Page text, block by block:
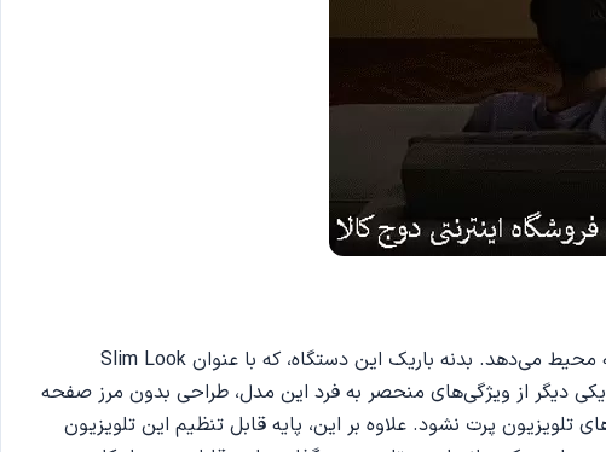
تلویزیون سامسونگ 4K با طراحی شیک و مدرن خود، به راحتی با دکوراسیون هر فضایی هماهنگ می‌شود و جلوه‌ای خاص به محیط می‌دهد. بدنه باریک این دستگاه، که با عنوان Slim Look
دیگر از ویژگی‌های منحصر به فرد این مدل، طراحی بدون مرز صفحه
پرت نشود. علاوه بر این، پایه قابل تنظیم این تلویزیون